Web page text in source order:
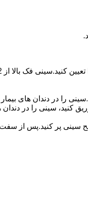
را در دندان های
سینی را در دندان
سینی پر کنید.پس از